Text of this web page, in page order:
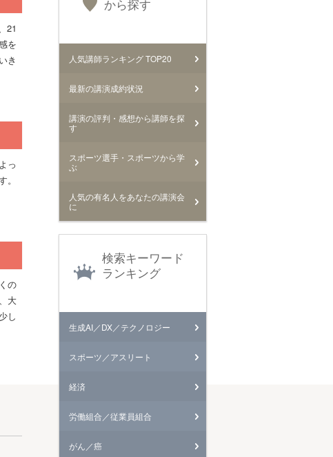
から探す
人気講師ランキング TOP20
最新の講演成約状況
講演の評判・感想から講師を探
す
スポーツ選手・スポーツから学
ぶ
人気の有名人をあなたの講演会
に
検索キーワード
ランキング
生成AI／DX／テクノロジー
スポーツ／アスリート
経済
労働組合／従業員組合
がん／癌
21
を
き
っ
の
大
し